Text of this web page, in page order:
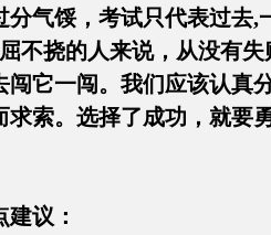
气馁，考试只代表过去,
不挠的人来说，从没有
它一闯。我们应该认真
索。选择了成功，就要
点建议：